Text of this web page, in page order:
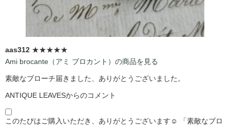
aas312 ★★★★★
Ami brocante（アミ ブロカント）の商品を見る
素敵なブローチ届きました、ありがとうございました。
ANTIQUE LEAVESからのコメント
このたびはご購入いただき、ありがとうございます☺️ 「素敵なブロ